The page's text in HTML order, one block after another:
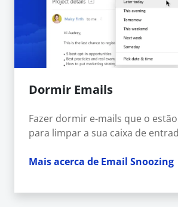
Dormir Emails
Fazer dormir e-mails que o
para limpar a sua caixa de
Mais acerca de Email Snoozing